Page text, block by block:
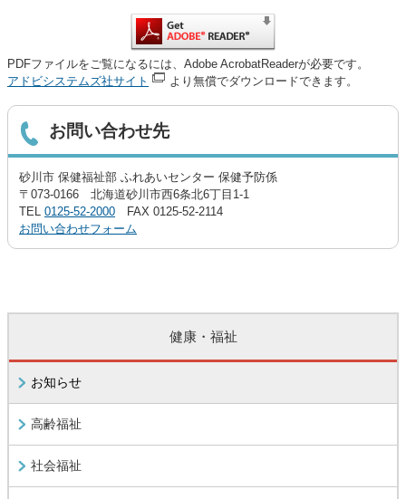
PDFファイルをご覧になるには、Adobe AcrobatReaderが必要です。
アドビシステムズ社サイト
より無償でダウンロードできます。
お問い合わせ先
砂川市 保健福祉部 ふれあいセンター 保健予防係
〒073-0166 北海道砂川市西6条北6丁目1-1
TEL 0125-52-2000 FAX 0125-52-2114
お問い合わせフォーム
健康・福祉
お知らせ
高齢福祉
社会福祉